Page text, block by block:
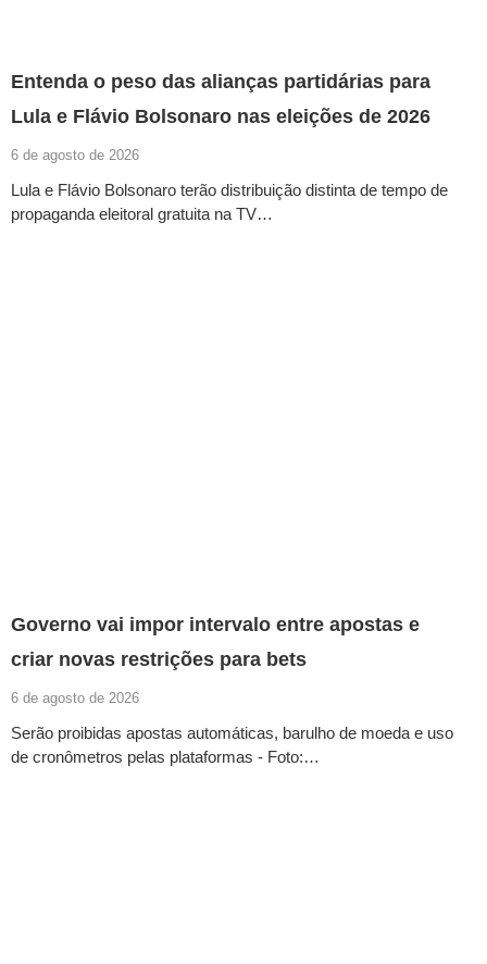
Entenda o peso das alianças partidárias para
Lula e Flávio Bolsonaro nas eleições de 2026
6 de agosto de 2026
Lula e Flávio Bolsonaro terão distribuição distinta de tempo de
propaganda eleitoral gratuita na TV…
Governo vai impor intervalo entre apostas e
criar novas restrições para bets
6 de agosto de 2026
Serão proibidas apostas automáticas, barulho de moeda e uso
de cronômetros pelas plataformas - Foto:…